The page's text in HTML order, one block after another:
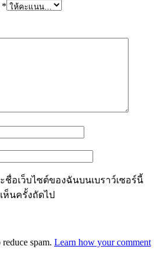
*
ชื่อเว็บไซต์ของฉันบนเบราว์เซอร์นี้
ห็นครั้งถัดไป
spam. Learn how your comment